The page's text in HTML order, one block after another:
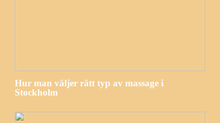
Hur man väljer rätt typ av massage i
Stockholm